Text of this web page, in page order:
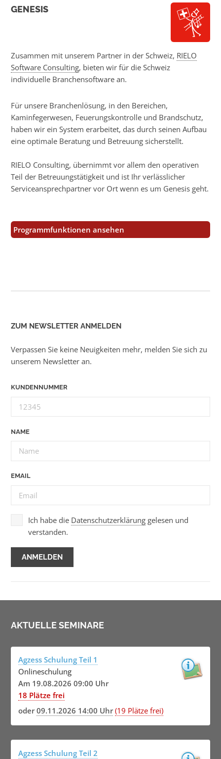
GENESIS
Zusammen mit unserem Partner in der Schweiz, RIELO
Software Consulting, bieten wir für die Schweiz
individuelle Branchensoftware an.
Für unsere Branchenlösung, in den Bereichen,
Kaminfegerwesen, Feuerungskontrolle und Brandschutz,
haben wir ein System erarbeitet, das durch seinen Aufbau
eine optimale Beratung und Betreuung sicherstellt.
RIELO Consulting, übernimmt vor allem den operativen
Teil der Betreuungstätigkeit und ist Ihr verlässlicher
Serviceansprechpartner vor Ort wenn es um Genesis geht.
Programmfunktionen ansehen
ZUM NEWSLETTER ANMELDEN
Verpassen Sie keine Neuigkeiten mehr, melden Sie sich zu
unserem Newsletter an.
KUNDENNUMMER
NAME
EMAIL
Ich habe die Datenschutzerklärung gelesen und
verstanden.
AKTUELLE SEMINARE
Agzess Schulung Teil 1
Onlineschulung
Am 19.08.2026 09:00 Uhr
18 Plätze frei
oder09.11.2026 14:00 Uhr (19 Plätze frei)
Agzess Schulung Teil 2